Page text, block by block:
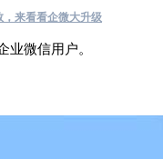
来看看企微大升级
微信用户。